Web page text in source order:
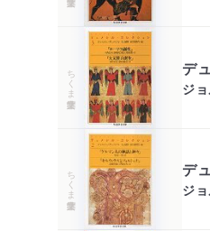
ちくま学芸文庫 デ
ジ
ちくま学芸文庫 デ
ジ